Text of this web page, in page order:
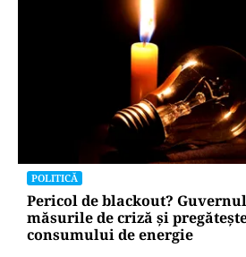
POLITICĂ
Pericol de blackout?
măsurile de criză și
consumului de energie